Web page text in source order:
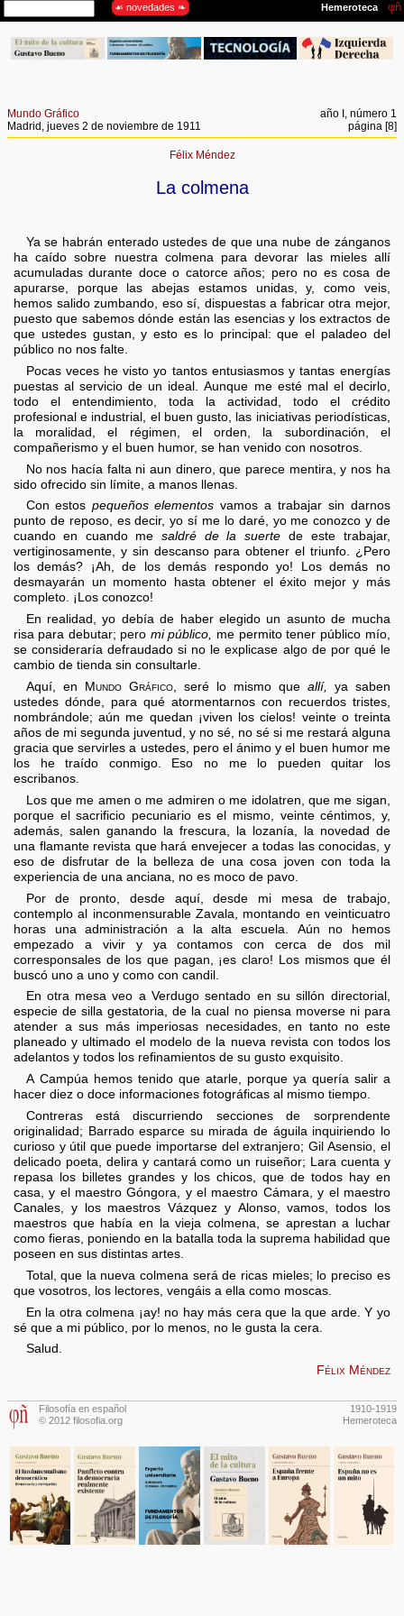
Mundo Gráfico
Madrid, jueves 2 de noviembre de 1911
año I, número 1
página [8]
Félix Méndez
La colmena
Ya se habrán enterado ustedes de que una nube de zánganos
ha caído sobre nuestra colmena para devorar las mieles allí
acumuladas durante doce o catorce años; pero no es cosa de
apurarse, porque las abejas estamos unidas, y, como veis,
hemos salido zumbando, eso sí, dispuestas a fabricar otra mejor,
puesto que sabemos dónde están las esencias y los extractos de
que ustedes gustan, y esto es lo principal: que el paladeo del
público no nos falte.
Pocas veces he visto yo tantos entusiasmos y tantas energías
puestas al servicio de un ideal. Aunque me esté mal el decirlo,
todo el entendimiento, toda la actividad, todo el crédito
profesional e industrial, el buen gusto, las iniciativas periodísticas,
la moralidad, el régimen, el orden, la subordinación, el
compañerismo y el buen humor, se han venido con nosotros.
No nos hacía falta ni aun dinero, que parece mentira, y nos ha
sido ofrecido sin límite, a manos llenas.
Con estos pequeños elementosvamos a trabajar sin darnos
punto de reposo, es decir, yo sí me lo daré, yo me conozco y de
cuando en cuando me saldré de la suertede este trabajar,
vertiginosamente, y sin descanso para obtener el triunfo. ¿Pero
los demás? ¡Ah, de los demás respondo yo! Los demás no
desmayarán un momento hasta obtener el éxito mejor y más
completo. ¡Los conozco!
En realidad, yo debía de haber elegido un asunto de mucha
risa para debutar; pero mi público, me permito tener público mío,
se consideraría defraudado si no le explicase algo de por qué le
cambio de tienda sin consultarle.
Aquí, en
Mundo Gráfico, seré lo mismo que allí,
ya saben
ustedes dónde, para qué atormentarnos con recuerdos tristes,
nombrándole; aún me quedan ¡viven los cielos! veinte o treinta
años de mi segunda juventud, y no sé, no sé si me restará alguna
gracia que servirles a ustedes, pero el ánimo y el buen humor me
los he traído conmigo. Eso no me lo pueden quitar los
escribanos.
Los que me amen o me admiren o me idolatren, que me sigan,
porque el sacrificio pecuniario es el mismo, veinte céntimos, y,
además, salen ganando la frescura, la lozanía, la novedad de
una flamante revista que hará envejecer a todas las conocidas, y
eso de disfrutar de la belleza de una cosa joven con toda la
experiencia de una anciana, no es moco de pavo.
Por de pronto, desde aquí, desde mi mesa de trabajo,
contemplo al inconmensurable Zavala, montando en veinticuatro
horas una administración a la alta escuela. Aún no hemos
empezado a vivir y ya contamos con cerca de dos mil
corresponsales de los que pagan, ¡es claro! Los mismos que él
buscó uno a uno y como con candil.
En otra mesa veo a Verdugo sentado en su sillón directorial,
especie de silla gestatoria, de la cual no piensa moverse ni para
atender a sus más imperiosas necesidades, en tanto no este
planeado y ultimado el modelo de la nueva revista con todos los
adelantos y todos los refinamientos de su gusto exquisito.
A Campúa hemos tenido que atarle, porque ya quería salir a
hacer diez o doce informaciones fotográficas al mismo tiempo.
Contreras está discurriendo secciones de sorprendente
originalidad; Barrado esparce su mirada de águila inquiriendo lo
curioso y útil que puede importarse del extranjero; Gil Asensio, el
delicado poeta, delira y cantará como un ruiseñor; Lara cuenta y
repasa los billetes grandes y los chicos, que de todos hay en
casa, y el maestro Góngora, y el maestro Cámara, y el maestro
Canales, y los maestros Vázquez y Alonso, vamos, todos los
maestros que había en la vieja colmena, se aprestan a luchar
como fieras, poniendo en la batalla toda la suprema habilidad que
poseen en sus distintas artes.
Total, que la nueva colmena será de ricas mieles; lo preciso es
que vosotros, los lectores, vengáis a ella como moscas.
En la otra colmena ¡ay! no hay más cera que la que arde. Y yo
sé que a mi público, por lo menos, no le gusta la cera.
Salud.
Félix Méndez
Filosofía en español
© 2012 filosofia.org
1910-1919
Hemeroteca